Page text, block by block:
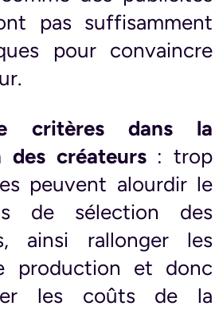
pas suffisamment
pour convaincre
critères dans la
des créateurs: trop
peuvent alourdir le
de sélection des
ainsi rallonger les
production et donc
les coûts de la